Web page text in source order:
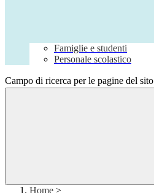
Famiglie e studenti
Personale scolastico
Campo di ricerca per le pagine del sito
Home >